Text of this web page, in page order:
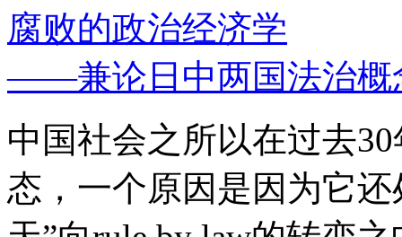
腐败的政治经济学
——兼论日中两国法治概
中国社会之所以在过去
态，一个原因是因为它